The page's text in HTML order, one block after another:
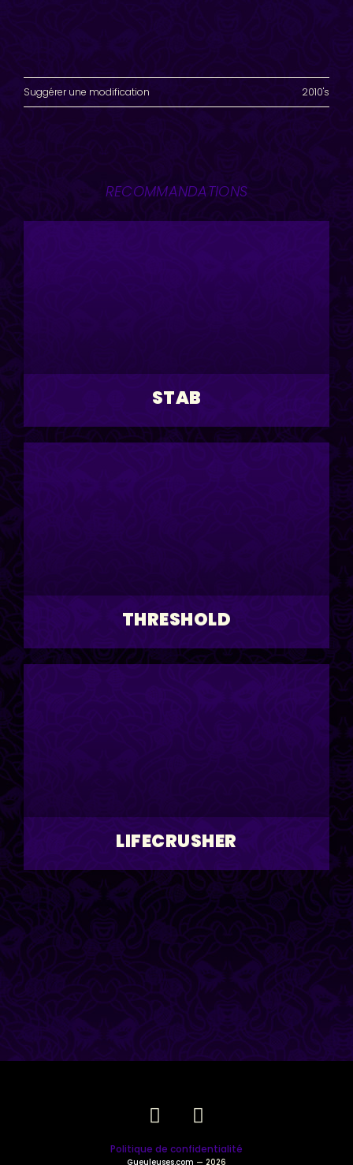
Suggérer une modification 2010's
RECOMMANDATIONS
STAB
THRESHOLD
LIFECRUSHER
Politique de confidentialité
Gueuleuses.com — 2026